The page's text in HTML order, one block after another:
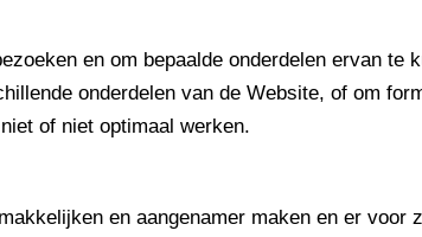
en om bepaalde onderdelen ervan te
onderdelen van de Website, of om
of niet optimaal werken.
en aangenamer maken en er voor